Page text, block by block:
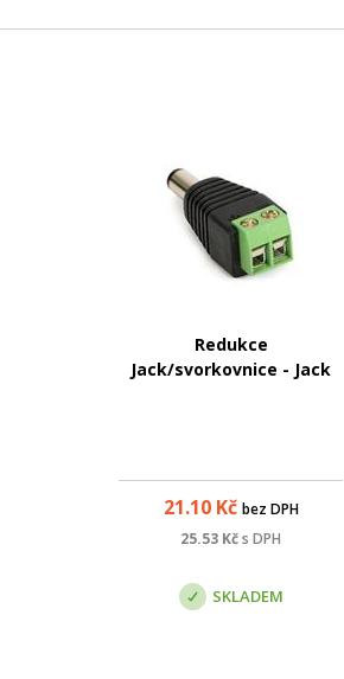
Redukce
Jack/svorkovnice - Jack
21.10Kč bez DPH
25.53 Kčs DPH
SKLADEM